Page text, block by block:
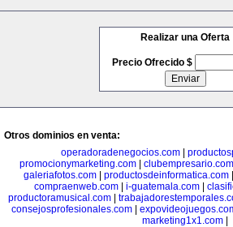
Realizar una Oferta
Precio Ofrecido $
Otros dominios en venta:
operadoradenegocios.com|
promocionymarketing.com| clubempresario.com
galeriafotos.com
productosdeinformatica.com
compraenweb.com| i-guatemala.com|
productoramusical.com
consejosprofesionales.com|
marketing1x1.com